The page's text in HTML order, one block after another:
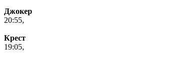
Джокер
20:55,
Крест
19:05,